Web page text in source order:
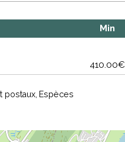
Min
410.00€
postaux Espèces